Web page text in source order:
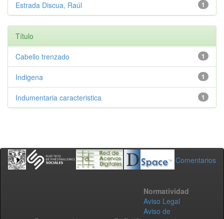
1
Estrada Discua, Raúl
Título
1
Cabello trenzado
1
Indigena
1
Indumentaria caracteristica
Comentarios
Normatividad
Aviso Legal
Aviso de